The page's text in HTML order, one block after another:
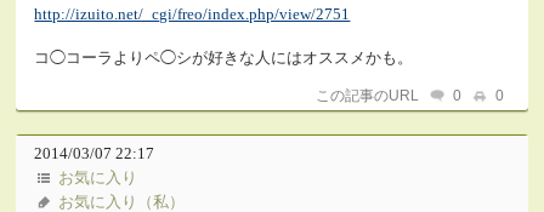
http://izuito.net/_cgi/freo/index.php/view/2751
コ◯コーラよりペ◯シが好きな人にはオススメかも。
この記事のURL 0 0
2014/03/07 22:17
お気に入り
お気に入り（私）